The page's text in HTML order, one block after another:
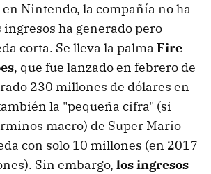
Nintendo, la compañía no ha
ingresos ha generado pero
corta. Se lleva la palma Fire
, que fue lanzado en febrero de
230 millones de dólares en
la "pequeña cifra" (si
macro) de Super Mario
con solo 10 millones (en 2017
Sin embargo, los ingresos